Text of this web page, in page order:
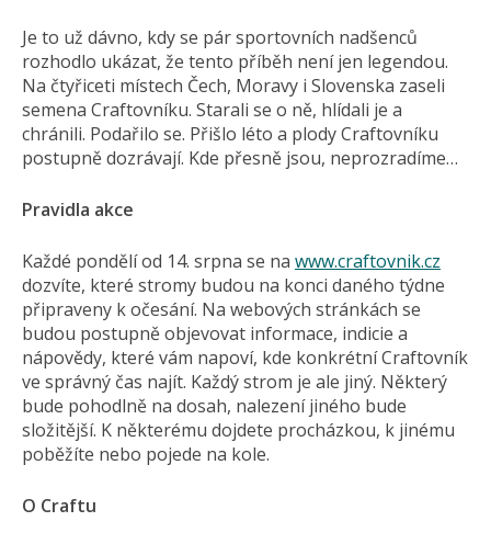
Je to už dávno, kdy se pár sportovních nadšenců
rozhodlo ukázat, že tento příběh není jen legendou.
Na čtyřiceti místech Čech, Moravy i Slovenska zaseli
semena Craftovníku. Starali se o ně, hlídali je a
chránili. Podařilo se. Přišlo léto a plody Craftovníku
postupně dozrávají. Kde přesně jsou, neprozradíme…
Pravidla akce
Každé pondělí od 14. srpna se na www.craftovnik.cz
dozvíte, které stromy budou na konci daného týdne
připraveny k očesání. Na webových stránkách se
budou postupně objevovat informace, indicie a
nápovědy, které vám napoví, kde konkrétní Craftovník
ve správný čas najít. Každý strom je ale jiný. Některý
bude pohodlně na dosah, nalezení jiného bude
složitější. K některému dojdete procházkou, k jinému
poběžíte nebo pojede na kole.
O Craftu